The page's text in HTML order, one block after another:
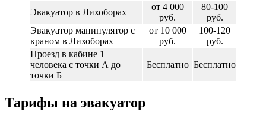
Эвакуатор в Лихоборах
от 4 000
руб.
80-100
руб.
Эвакуатор манипулятор с
краном в Лихоборах
от 10 000
руб.
100-120
руб.
Проезд в кабине 1
человека с точки А до
точки Б
Бесплатно Бесплатно
Тарифы на эвакуатор